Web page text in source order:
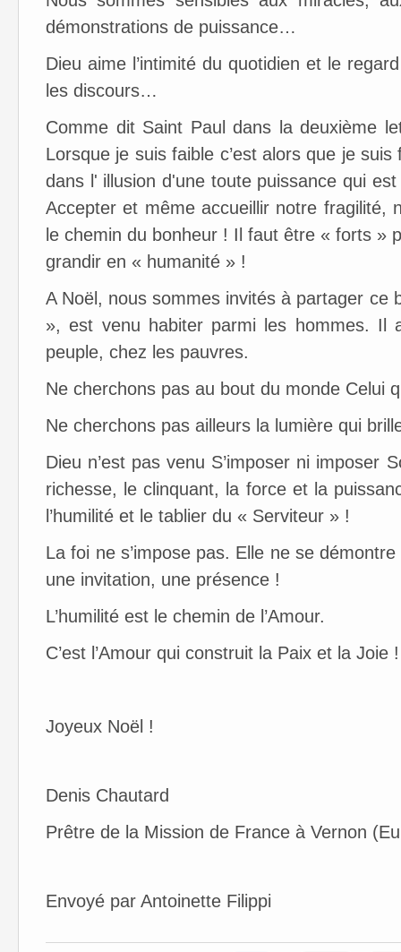
démonstrations de puissance…
Dieu aime l’intimité du quotidien et le
les discours…
Comme dit Saint Paul dans la deuxième
Lorsque je suis faible c’est alors que je
dans l' illusion d'une toute puissance qui
Accepter et même accueillir notre fragilité,
le chemin du bonheur ! Il faut être « forts »
grandir en « humanité » !
A Noël, nous sommes invités à partager ce
», est venu habiter parmi les hommes. Il
peuple, chez les pauvres.
Ne cherchons pas au bout du monde Celui
Ne cherchons pas ailleurs la lumière qui
Dieu n’est pas venu S’imposer ni imposer
richesse, le clinquant, la force et la
l’humilité et le tablier du « Serviteur » !
La foi ne s’impose pas. Elle ne se
une invitation, une présence !
L’humilité est le chemin de l’Amour.
C’est l’Amour qui construit la Paix et la Joie !
Joyeux Noël !
Denis Chautard
Prêtre de la Mission de France à Vernon
Envoyé par Antoinette Filippi